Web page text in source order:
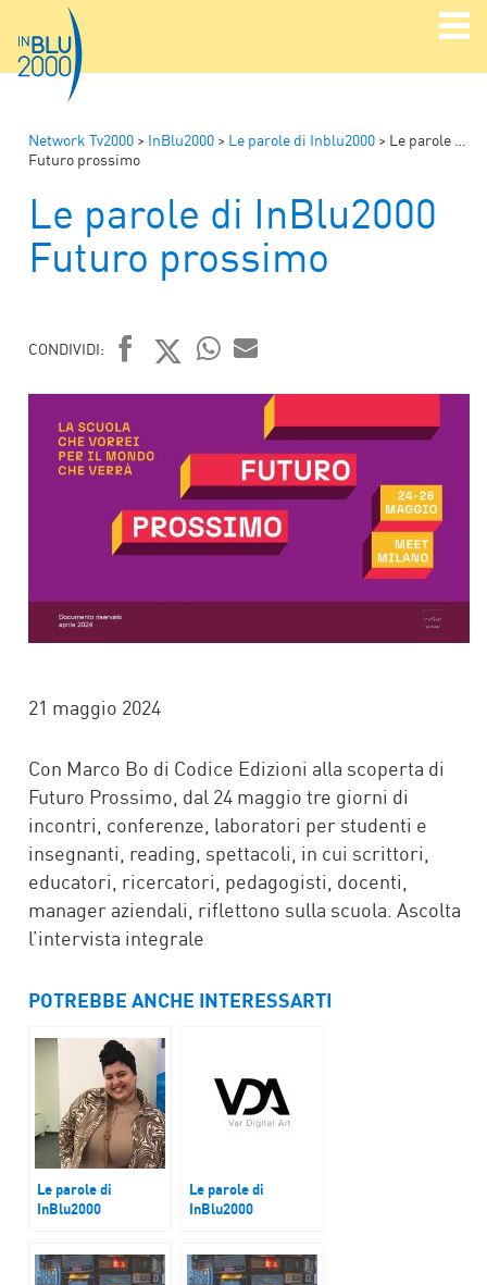
Network Tv2000 > InBlu2000 > Le parole di Inblu2000 > Le parole di InBlu2000
Futuro prossimo
Le parole di InBlu2000
Futuro prossimo
CONDIVIDI:
FACEBOOK
TWITTER
WHATSAPP
MAIL
21 maggio 2024
Con Marco Bo di Codice Edizioni alla scoperta di
Futuro Prossimo, dal 24 maggio tre giorni di
incontri, conferenze, laboratori per studenti e
insegnanti, reading, spettacoli, in cui scrittori,
educatori, ricercatori, pedagogisti, docenti,
manager aziendali, riflettono sulla scuola. Ascolta
l’intervista integrale
POTREBBE ANCHE INTERESSARTI
Le parole di
InBlu2000
Le parole di
InBlu2000